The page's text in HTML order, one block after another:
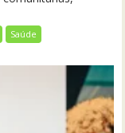
Saúde